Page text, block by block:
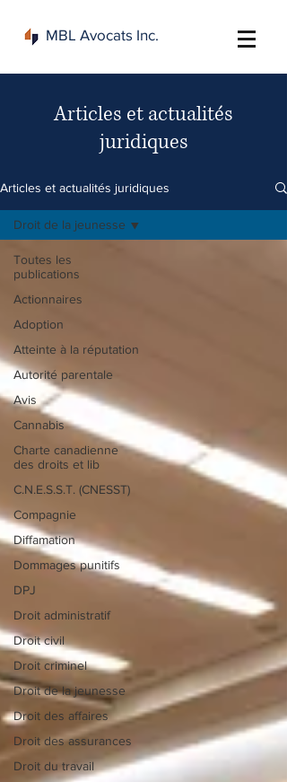
MBL Avocats Inc.
Articles et actualités
juridiques
Articles et actualités juridiques
Toutes les
publications
Actionnaires
Adoption
Atteinte à la réputation
Autorité parentale
Avis
Cannabis
Charte canadienne
des droits et lib
C.N.E.S.S.T. (CNESST)
Compagnie
Diffamation
Dommages punitifs
DPJ
Droit administratif
Droit civil
Droit criminel
Droit de la jeunesse
Droit des affaires
Droit des assurances
Droit du travail
Droit de la jeunesse